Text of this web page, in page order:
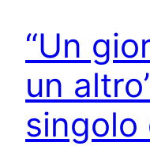
“Un
un
singolo